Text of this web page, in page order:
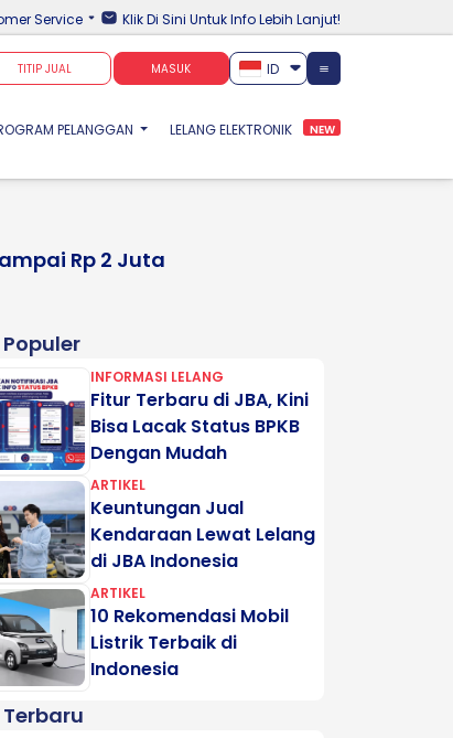
Service Klik Di Sini Untuk Info Lebih Lanjut!
TITIP JUAL MASUK ID
PELANGGAN LELANG ELEKTRONIK NEW
Rp 2 Juta
INFORMASI LELANG
Fitur Terbaru di JBA, Kini
Bisa Lacak Status BPKB
Dengan Mudah
ARTIKEL
Keuntungan Jual
Kendaraan Lewat Lelang
di JBA Indonesia
ARTIKEL
10 Rekomendasi Mobil
Listrik Terbaik di
Indonesia